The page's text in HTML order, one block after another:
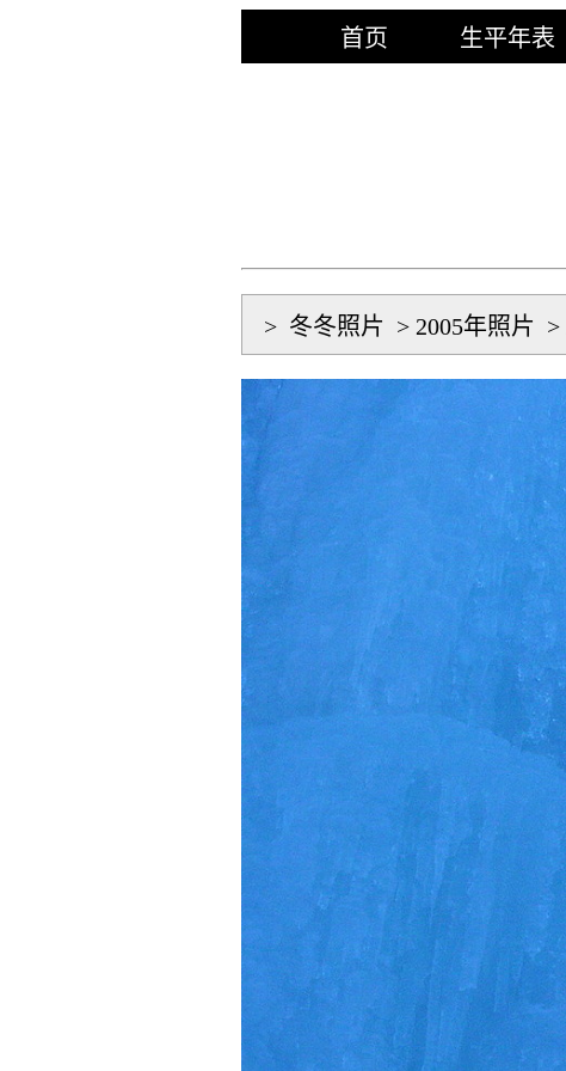
首页 生平年表
> 冬冬照片 > 2005年照片 >